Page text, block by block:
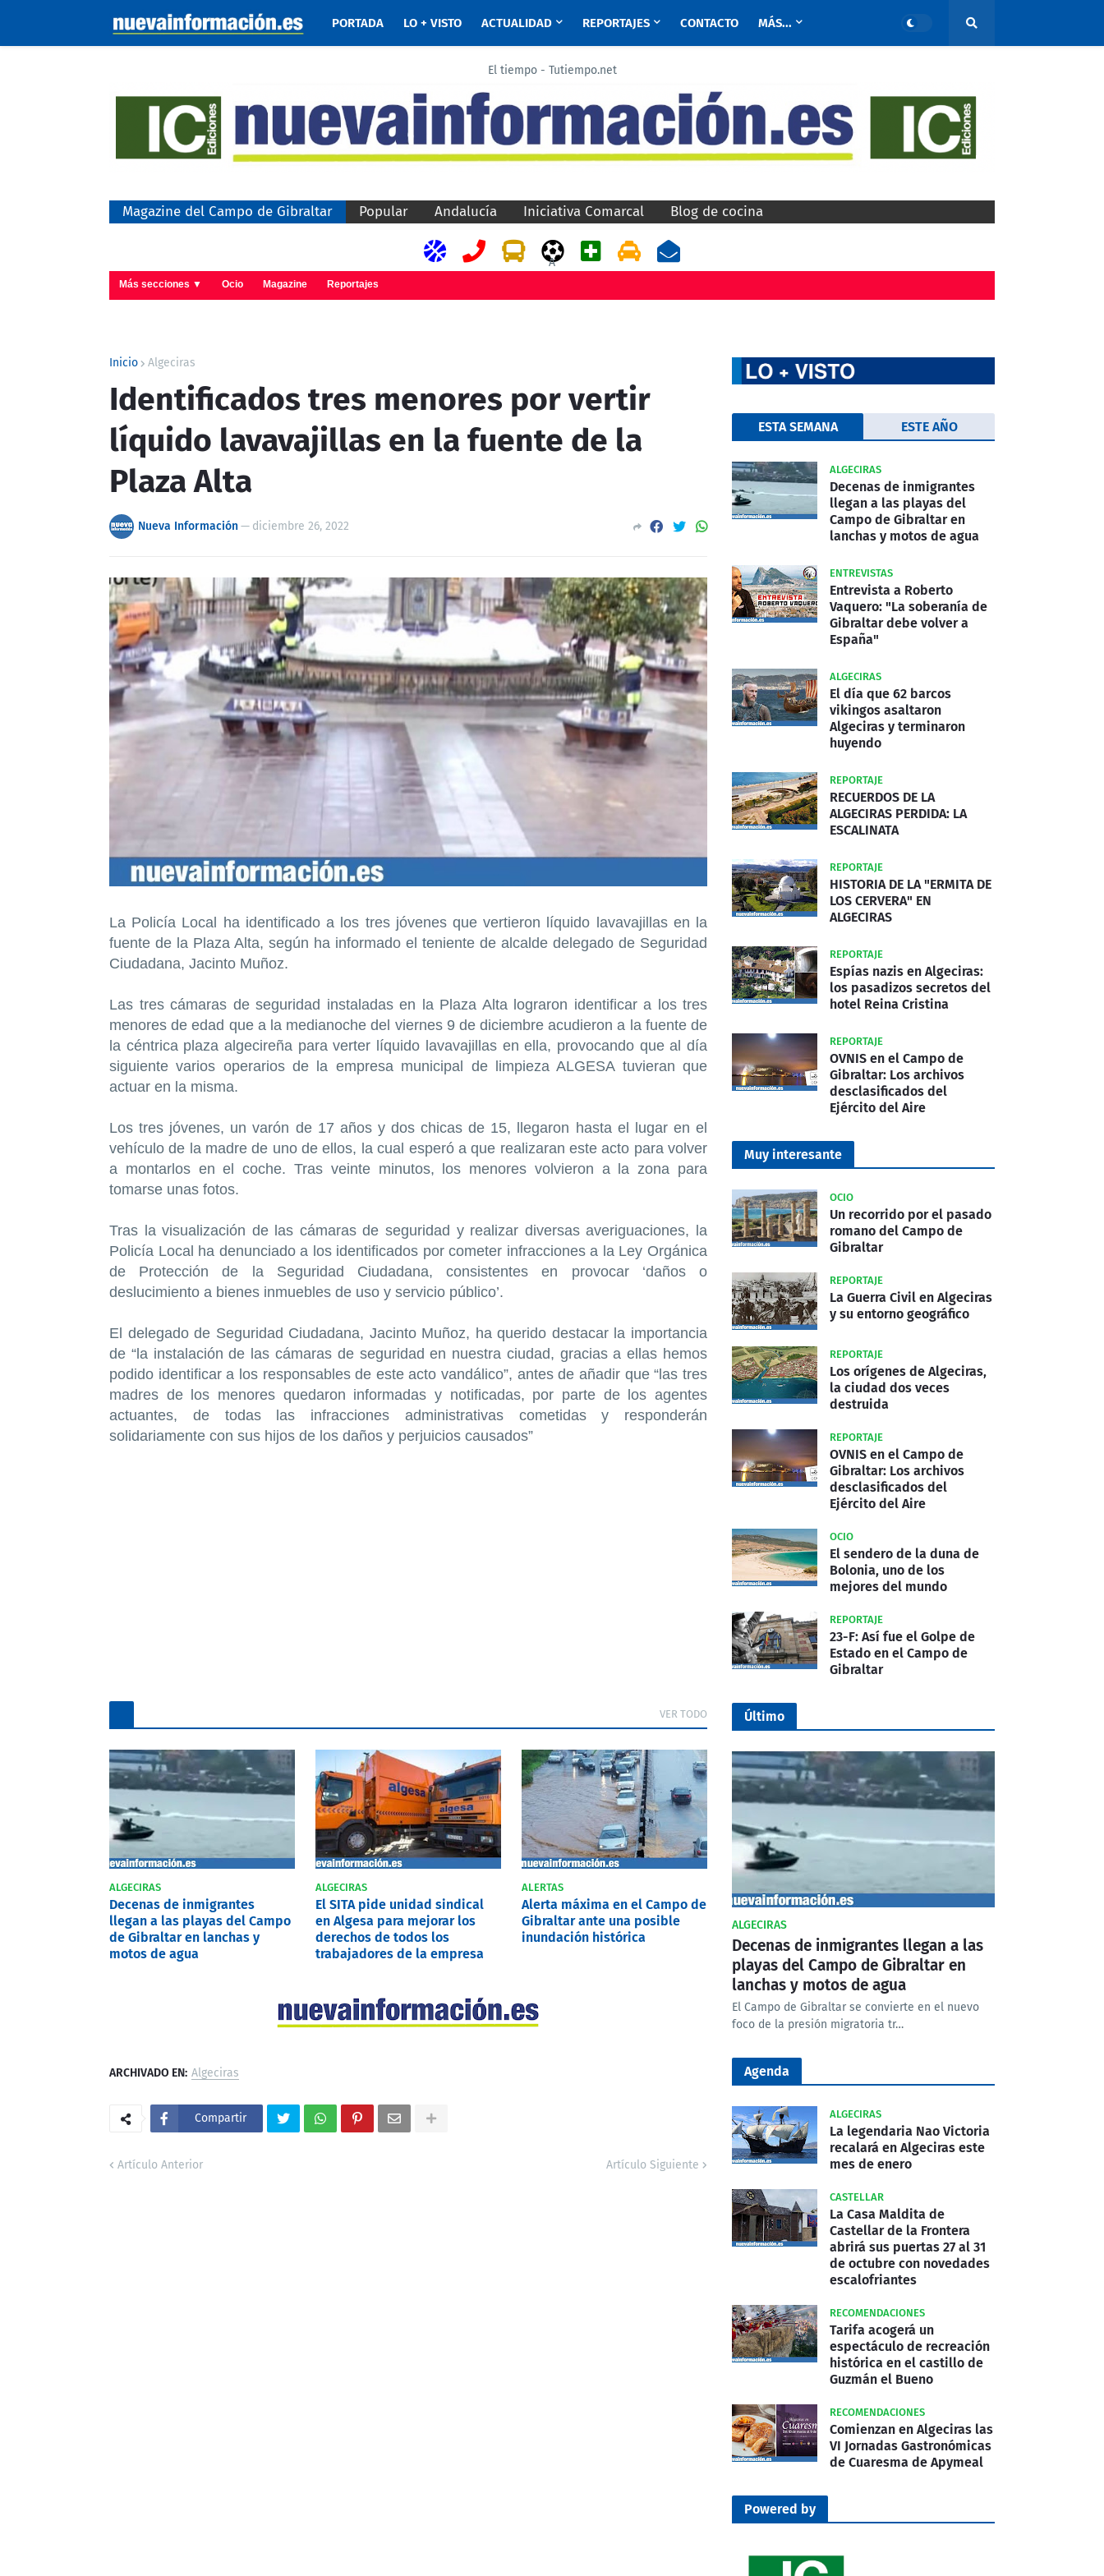
PORTADA LO + VISTO ACTUALIDAD REPORTAJES CONTACTO MÁS...
El tiempo - Tutiempo.net
Magazine del Campo de Gibraltar Popular Andalucía Iniciativa Comarcal Blog de cocina
A
Más secciones ▼ Ocio Magazine Reportajes
Inicio Algeciras
Identificados tres menores por vertir
líquido lavavajillas en la fuente de la
Plaza Alta
Nueva Información— diciembre 26, 2022
La Policía Local ha identificado a los tres jóvenes que vertieron líquido lavavajillas en la
fuente de la Plaza Alta, según ha informado el teniente de alcalde delegado de Seguridad
Ciudadana, Jacinto Muñoz.
Las tres cámaras de seguridad instaladas en la Plaza Alta lograron identificar a los tres
menores de edad que a la medianoche del viernes 9 de diciembre acudieron a la fuente de
la céntrica plaza algecireña para verter líquido lavavajillas en ella, provocando que al día
siguiente varios operarios de la empresa municipal de limpieza ALGESA tuvieran que
actuar en la misma.
Los tres jóvenes, un varón de 17 años y dos chicas de 15, llegaron hasta el lugar en el
vehículo de la madre de uno de ellos, la cual esperó a que realizaran este acto para volver
a montarlos en el coche. Tras veinte minutos, los menores volvieron a la zona para
tomarse unas fotos.
Tras la visualización de las cámaras de seguridad y realizar diversas averiguaciones, la
Policía Local ha denunciado a los identificados por cometer infracciones a la Ley Orgánica
de Protección de la Seguridad Ciudadana, consistentes en provocar ‘daños o
deslucimiento a bienes inmuebles de uso y servicio público’.
El delegado de Seguridad Ciudadana, Jacinto Muñoz, ha querido destacar la importancia
de “la instalación de las cámaras de seguridad en nuestra ciudad, gracias a ellas hemos
podido identificar a los responsables de este acto vandálico”, antes de añadir que “las tres
madres de los menores quedaron informadas y notificadas, por parte de los agentes
actuantes, de todas las infracciones administrativas cometidas y responderán
solidariamente con sus hijos de los daños y perjuicios causados”
VER TODO
ALGECIRAS
Decenas de inmigrantes
llegan a las playas del Campo
de Gibraltar en lanchas y
motos de agua
ALGECIRAS
El SITA pide unidad sindical
en Algesa para mejorar los
derechos de todos los
trabajadores de la empresa
ALERTAS
Alerta máxima en el Campo de
Gibraltar ante una posible
inundación histórica
ARCHIVADO EN: Algeciras
Compartir
Artículo Anterior Artículo Siguiente
ESTA SEMANA ESTE AÑO
ALGECIRAS
Decenas de inmigrantes
llegan a las playas del
Campo de Gibraltar en
lanchas y motos de agua
ENTREVISTAS
Entrevista a Roberto
Vaquero: "La soberanía de
Gibraltar debe volver a
España"
ALGECIRAS
El día que 62 barcos
vikingos asaltaron
Algeciras y terminaron
huyendo
REPORTAJE
RECUERDOS DE LA
ALGECIRAS PERDIDA: LA
ESCALINATA
REPORTAJE
HISTORIA DE LA "ERMITA DE
LOS CERVERA" EN
ALGECIRAS
REPORTAJE
Espías nazis en Algeciras:
los pasadizos secretos del
hotel Reina Cristina
REPORTAJE
OVNIS en el Campo de
Gibraltar: Los archivos
desclasificados del
Ejército del Aire
Muy interesante
OCIO
Un recorrido por el pasado
romano del Campo de
Gibraltar
REPORTAJE
La Guerra Civil en Algeciras
y su entorno geográfico
REPORTAJE
Los orígenes de Algeciras,
la ciudad dos veces
destruida
REPORTAJE
OVNIS en el Campo de
Gibraltar: Los archivos
desclasificados del
Ejército del Aire
OCIO
El sendero de la duna de
Bolonia, uno de los
mejores del mundo
REPORTAJE
23-F: Así fue el Golpe de
Estado en el Campo de
Gibraltar
Último
ALGECIRAS
Decenas de inmigrantes llegan a las
playas del Campo de Gibraltar en
lanchas y motos de agua
El Campo de Gibraltar se convierte en el nuevo
foco de la presión migratoria tr…
Agenda
ALGECIRAS
La legendaria Nao Victoria
recalará en Algeciras este
mes de enero
CASTELLAR
La Casa Maldita de
Castellar de la Frontera
abrirá sus puertas 27 al 31
de octubre con novedades
escalofriantes
RECOMENDACIONES
Tarifa acogerá un
espectáculo de recreación
histórica en el castillo de
Guzmán el Bueno
RECOMENDACIONES
Comienzan en Algeciras las
VI Jornadas Gastronómicas
de Cuaresma de Apymeal
Powered by